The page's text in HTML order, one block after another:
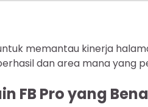
memantau kinerja
dan area mana yang
FB Pro yang